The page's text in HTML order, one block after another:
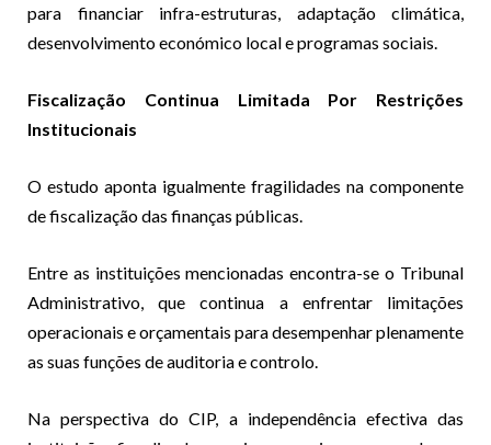
para financiar infra-estruturas, adaptação climática,
desenvolvimento económico local e programas sociais.
Fiscalização Continua Limitada Por Restrições
Institucionais
O estudo aponta igualmente fragilidades na componente
de fiscalização das finanças públicas.
Entre as instituições mencionadas encontra-se o Tribunal
Administrativo, que continua a enfrentar limitações
operacionais e orçamentais para desempenhar plenamente
as suas funções de auditoria e controlo.
Na perspectiva do CIP, a independência efectiva das